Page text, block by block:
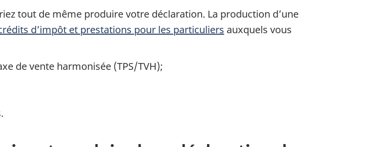
tout de même produire votre déclaration. La production d’une
d’impôt et prestations pour les particuliers auxquels vous
de vente harmonisée (TPS/TVH);